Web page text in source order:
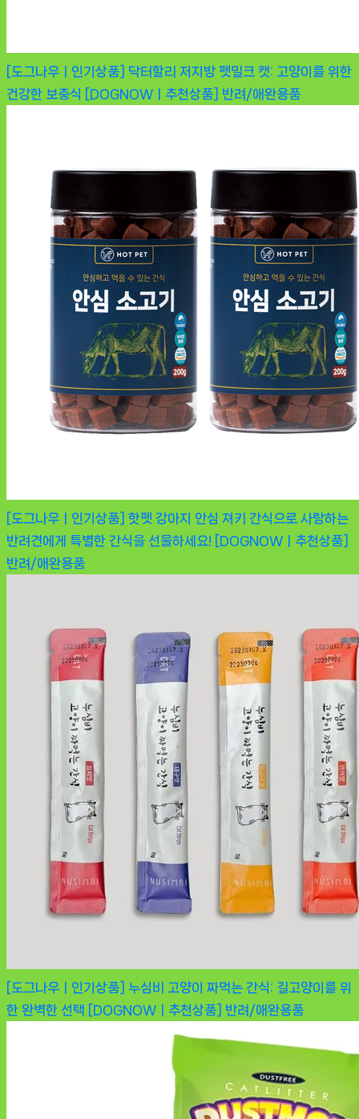
[도그나우ㅣ인기상품] 닥터할리 저지방 펫밀크 캣: 고양이를 위한
건강한 보충식 [DOGNOWㅣ추천상품]
반려/애완용품
[도그나우ㅣ인기상품] 핫펫 강아지 안심 져키 간식으로 사랑하는
반려견에게 특별한 간식을 선물하세요! [DOGNOWㅣ추천상품]
반려/애완용품
[도그나우ㅣ인기상품] 누심비 고양이 짜먹는 간식: 길고양이를 위
한 완벽한 선택 [DOGNOWㅣ추천상품]
반려/애완용품